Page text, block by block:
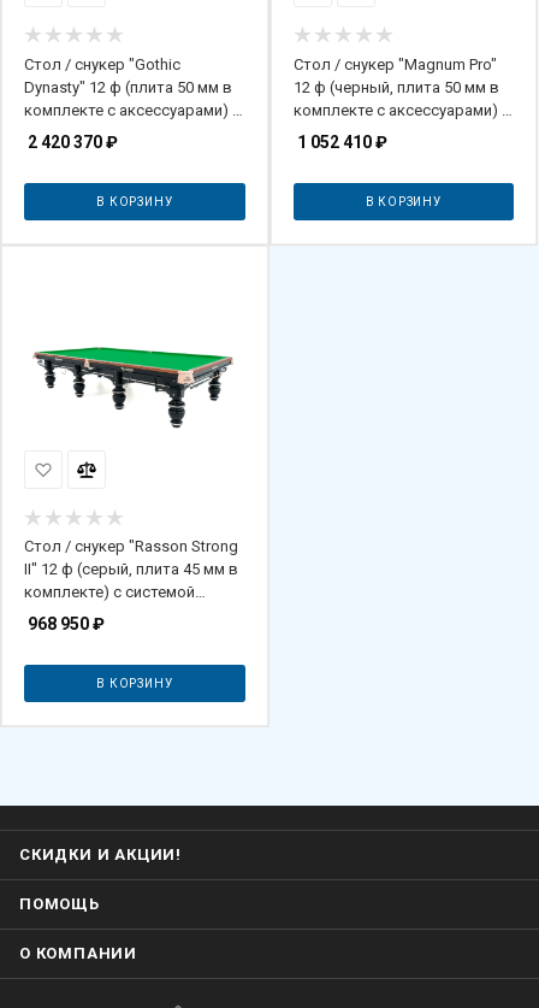
Стол / снукер "Gothic
Dynasty" 12 ф (плита 50 мм в
комплекте с аксессуарами) с
системой подогрева плит
2 420 370₽
В КОРЗИНУ
Стол / снукер "Magnum Pro"
12 ф (черный, плита 50 мм в
комплекте с аксессуарами) с
системой подогрева плит
1 052 410₽
В КОРЗИНУ
Стол / снукер "Rasson Strong
II" 12 ф (серый, плита 45 мм в
комплекте) с системой
подогрева плит
968 950₽
В КОРЗИНУ
СКИДКИ И АКЦИИ!
ПОМОЩЬ
О КОМПАНИИ